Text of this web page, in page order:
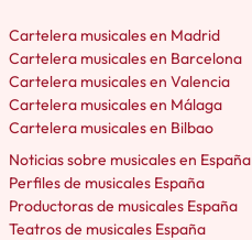
Cartelera musicales en Madrid
Cartelera musicales en Barcelona
Cartelera musicales en Valencia
Cartelera musicales en Málaga
Cartelera musicales en Bilbao
Noticias sobre musicales en España
Perfiles de musicales España
Productoras de musicales España
Teatros de musicales España